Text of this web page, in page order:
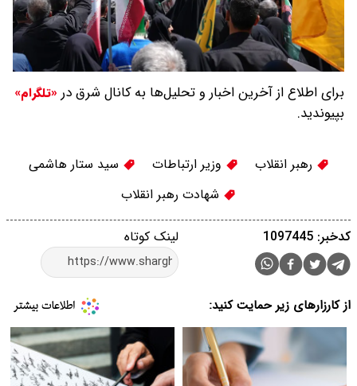
برای اطلاع از آخرین اخبار و تحلیل‌ها به کانال شرق در «تلگرام»
بپیوندید.
رهبر انقلاب وزیر ارتباطات
سید ستار هاشمی
شهادت رهبر انقلاب
لینک کوتاه کدخبر: 1097445
از کارزارهای زیر حمایت کنید: